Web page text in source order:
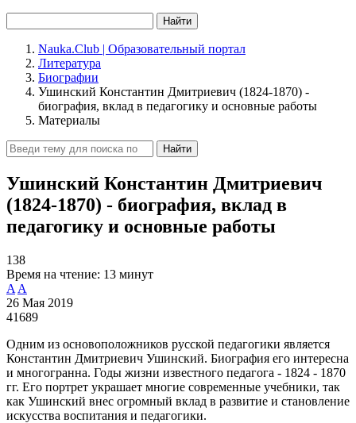
Найти
Nauka.Club | Образовательный портал
Литература
Биографии
Ушинский Константин Дмитриевич (1824-1870) -
биография, вклад в педагогику и основные работы
Материалы
Найти
Ушинский Константин Дмитриевич
(1824-1870) - биография, вклад в
педагогику и основные работы
138
Время на чтение: 13 минут
A A
26 Мая 2019
41689
Одним из основоположников русской педагогики является
Константин Дмитриевич Ушинский. Биография его интересна
и многогранна. Годы жизни известного педагога - 1824 - 1870
гг. Его портрет украшает многие современные учебники, так
как Ушинский внес огромный вклад в развитие и становление
искусства воспитания и педагогики.